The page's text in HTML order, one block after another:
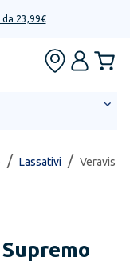
da 23,99€
/ Lassativi / Veravis